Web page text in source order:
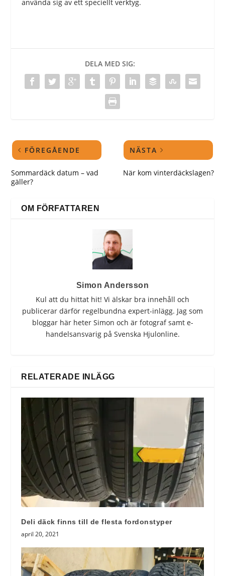
använda sig av ett speciellt verktyg.
DELA MED SIG:
FÖREGÅENDE
Sommardäck datum – vad
gäller?
NÄSTA
När kom vinterdäckslagen?
OM FÖRFATTAREN
Simon Andersson
Kul att du hittat hit! Vi älskar bra innehåll och
publicerar därför regelbundna expert-inlägg. Jag som
bloggar här heter Simon och är fotograf samt e-
handelsansvarig på Svenska Hjulonline.
RELATERADE INLÄGG
Deli däck finns till de flesta fordonstyper
april 20, 2021